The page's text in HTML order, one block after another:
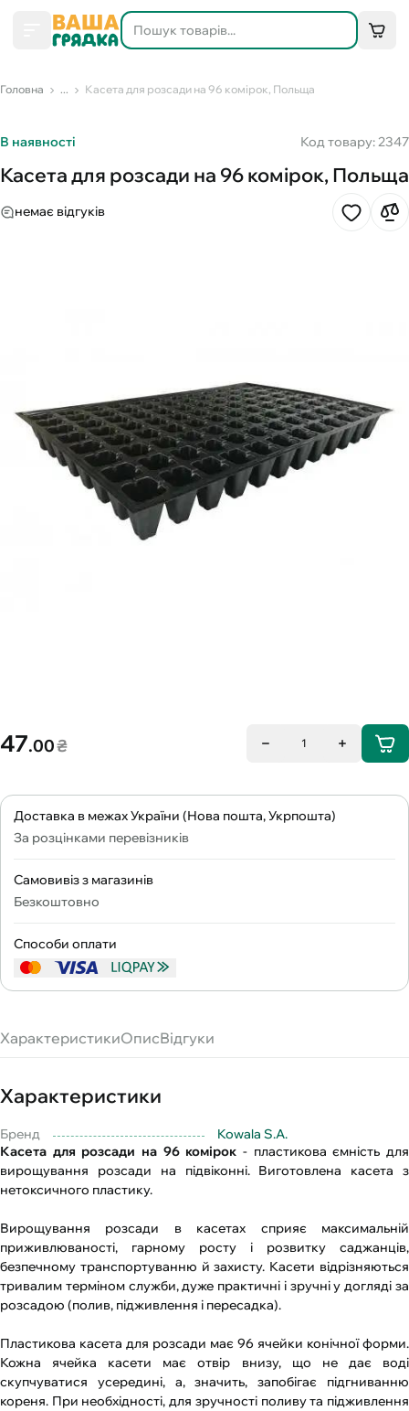
Головна ... Касета для розсади на 96 комірок, Польща
В наявності Код товару: 2347
Касета для розсади на 96 комірок, Польща
немає відгуків
47.00₴ 1
Доставка в межах України (Нова пошта, Укрпошта)
За розцінками перевізників
Самовивіз з магазинів
Безкоштовно
Способи оплати
ХарактеристикиОписВідгуки
Характеристики
Бренд
Kowala S.A.
Касета для розсади на 96 комірок - пластикова ємність для
вирощування розсади на підвіконні. Виготовлена ​​касета з
нетоксичного пластику.
Вирощування розсади в касетах сприяє максимальній
приживлюваності, гарному росту і розвитку саджанців,
безпечному транспортуванню й захисту. Касети відрізняються
тривалим терміном служби, дуже практичні і зручні у догляді за
розсадою (полив, підживлення і пересадка).
Пластикова касета для розсади має 96 ячейки конічної форми.
Кожна ячейка касети має отвір внизу, що не дає воді
скупчуватися усередині, а, значить, запобігає підгниванню
кореня. При необхідності, для зручності поливу та підживлення